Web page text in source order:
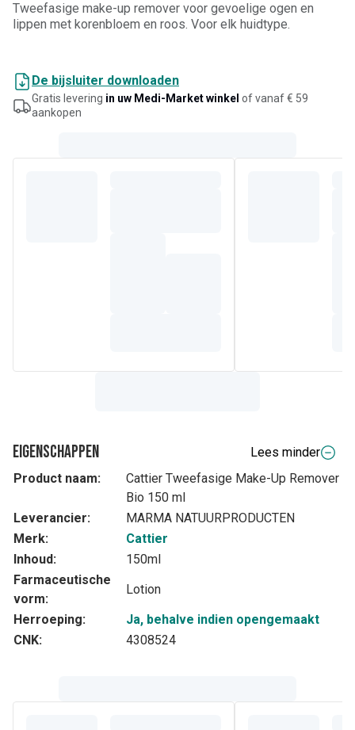
Tweefasige make-up remover voor gevoelige ogen en
lippen met korenbloem en roos. Voor elk huidtype.
De bijsluiter downloaden
Gratis levering in uw Medi-Market winkel of vanaf € 59
aankopen
Eigenschappen
Lees minder
Product naam:
Cattier Tweefasige Make-Up Remover
Bio 150 ml
Leverancier:
MARMA NATUURPRODUCTEN
Merk:
Cattier
Inhoud:
150ml
Farmaceutische
vorm:
Lotion
Herroeping:
Ja, behalve indien opengemaakt
CNK:
4308524